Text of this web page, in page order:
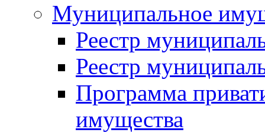
Муниципальное
Реестр
Реестр
Программа
имущества